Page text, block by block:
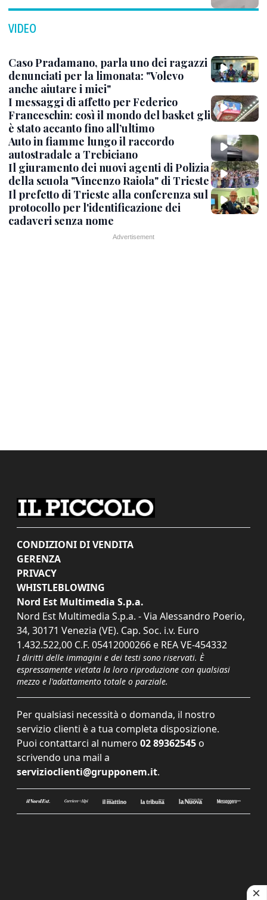
VIDEO
Caso Pradamano, parla uno dei ragazzi
denunciati per la limonata: "Volevo
anche aiutare i miei"
I messaggi di affetto per Federico
Franceschin: così il mondo del basket gli
è stato accanto fino all’ultimo
Auto in fiamme lungo il raccordo
autostradale a Trebiciano
Il giuramento dei nuovi agenti di Polizia
della scuola "Vincenzo Raiola" di Trieste
Il prefetto di Trieste alla conferenza sul
protocollo per l'identificazione dei
cadaveri senza nome
CONDIZIONI DI VENDITA
GERENZA
PRIVACY
WHISTLEBLOWING
Nord Est Multimedia S.p.a.
Nord Est Multimedia S.p.a. - Via Alessandro Poerio,
34, 30171 Venezia (VE). Cap. Soc. i.v. Euro
1.432.522,00 C.F. 05412000266 e REA VE-454332
I diritti delle immagini e dei testi sono riservati. È
espressamente vietata la loro riproduzione con qualsiasi
mezzo e l'adattamento totale o parziale.
Per qualsiasi necessità o domanda, il nostro
servizio clienti è a tua completa disposizione.
Puoi contattarci al numero 02 89362545 o
scrivendo una mail a
servizioclienti@grupponem.it.